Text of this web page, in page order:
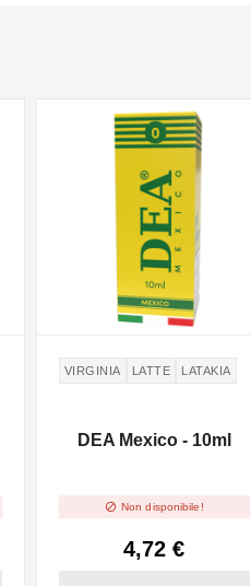
VIRGINIA LATTE LATAKIA
DEA Mexico - 10ml
 Non disponibile!
4,72 €